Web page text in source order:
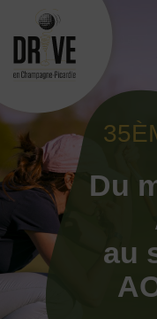
content
Du
au